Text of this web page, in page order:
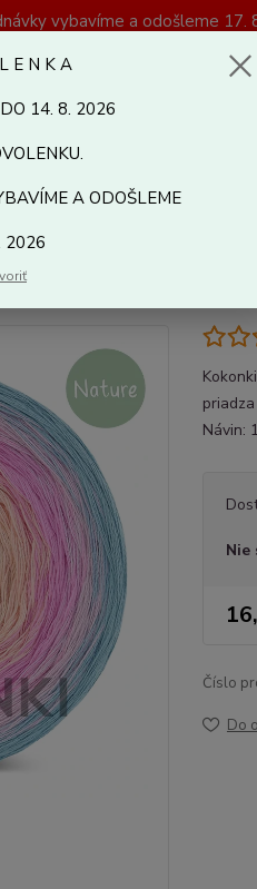
vybavíme a odošleme 17.
3nitka NT016
Návin:
Nie
Číslo
Do
E N K A
14. 8. 2026
A ODOŠLEME
2026